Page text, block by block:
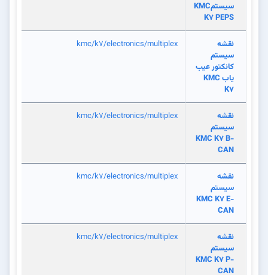
سیستمKMC
K7 PEPS
نقشه
سیستم
کانکتور عیب
یاب KMC
K7
kmc/k7/electronics/multiplex
نقشه
سیستم
KMC K7 B-
CAN
kmc/k7/electronics/multiplex
نقشه
سیستم
KMC K7 E-
CAN
kmc/k7/electronics/multiplex
نقشه
سیستم
KMC K7 P-
CAN
kmc/k7/electronics/multiplex